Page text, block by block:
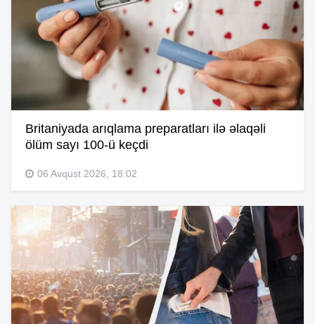
Britaniyada arıqlama preparatları ilə əlaqəli
ölüm sayı 100-ü keçdi
06 Avqust 2026, 18:02